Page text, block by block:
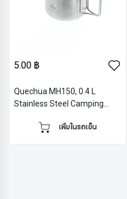
5.00 ฿
Quechua MH150, 0.4 L
Stainless Steel Camping
เพิ่มในรถเข็น